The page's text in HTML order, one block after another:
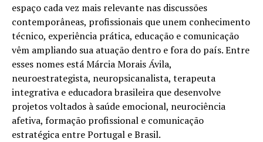
espaço cada vez mais relevante nas discussões
contemporâneas, profissionais que unem conhecimento
técnico, experiência prática, educação e comunicação
vêm ampliando sua atuação dentro e fora do país. Entre
esses nomes está Márcia Morais Ávila,
neuroestrategista, neuropsicanalista, terapeuta
integrativa e educadora brasileira que desenvolve
projetos voltados à saúde emocional, neurociência
afetiva, formação profissional e comunicação
estratégica entre Portugal e Brasil.